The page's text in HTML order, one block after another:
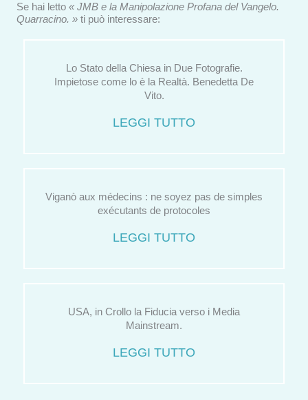
Se hai letto « JMB e la Manipolazione Profana del Vangelo.
Quarracino. » ti può interessare:
Lo Stato della Chiesa in Due Fotografie.
Impietose come lo è la Realtà. Benedetta De
Vito.
LEGGI TUTTO
Viganò aux médecins : ne soyez pas de simples
exécutants de protocoles
LEGGI TUTTO
USA, in Crollo la Fiducia verso i Media
Mainstream.
LEGGI TUTTO